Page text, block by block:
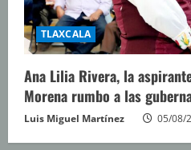
TLAXCALA
Ana Lilia Rivera, la
Morena rumbo a las
Luis Miguel Martínez 05/08/